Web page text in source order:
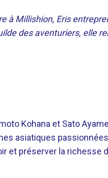
à Millishion, Eris
des aventuriers, elle
Kohana et Sato
asiatiques
et préserver la richesse